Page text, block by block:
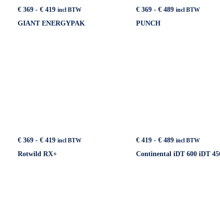
€ 369 - € 419Prijsklasse:
tot
incl BTW
GIANT ENERGYPAK
€369 - €489Prijsklasse:
incl BTW
PUNCH
€ 369 - € 419Prijsklasse:
tot
incl BTW
Rotwild RX+
€419 - €489Prijsklasse:
tot
incl BTW
Continental iDT 600 iDT